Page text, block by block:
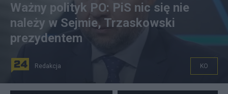
Ważny polityk PO: PiS nic się nie
należy w Sejmie, Trzaskowski
prezydentem
Redakcja KO